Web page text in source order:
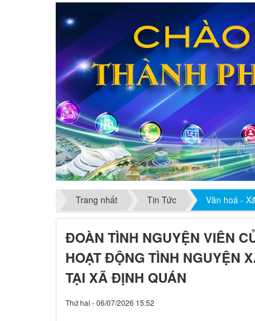
Trang nhất Tin Tức Văn hoá -
ĐOÀN TÌNH NGUYỆN VIÊN
HOẠT ĐỘNG TÌNH NGUYỆN
TẠI XÃ ĐỊNH QUÁN
Thứ hai - 06/07/2026 15:52